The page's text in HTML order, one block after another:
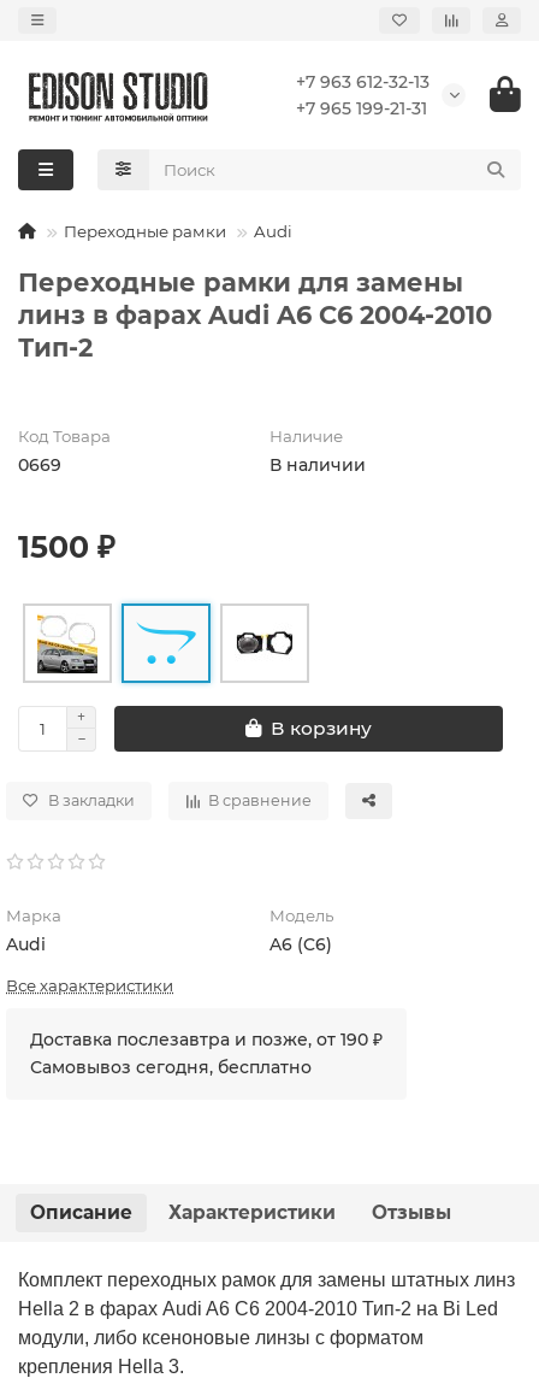
+7 963 612-32-13
+7 965 199-21-31
Переходные рамки Audi
Переходные рамки для замены
линз в фарах Audi A6 C6 2004-2010
Тип-2
Код Товара
0669
Наличие
В наличии
1500 ₽
В корзину
В закладки В сравнение
Марка
Audi
Модель
A6 (C6)
Все характеристики
Доставка послезавтра и позже, от 190 ₽
Самовывоз сегодня, бесплатно
Описание Характеристики Отзывы
Комплект переходных рамок для замены штатных линз
Hella 2 в фарах Audi A6 C6 2004-2010 Тип-2 на Bi Led
модули, либо ксеноновые линзы с форматом
крепления Hella 3.